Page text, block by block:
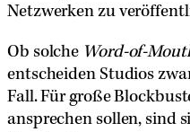
Netzwerken zu
Ob solche Word-of-
entscheiden Studios
Fall. Für große
ansprechen sollen, sind